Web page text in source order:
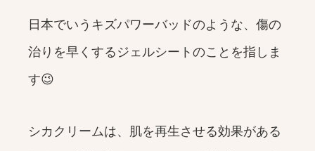
日本でいうキズパワーバッドのような、傷の
治りを早くするジェルシートのことを指しま
す😉
シカクリームは、肌を再生させる効果がある